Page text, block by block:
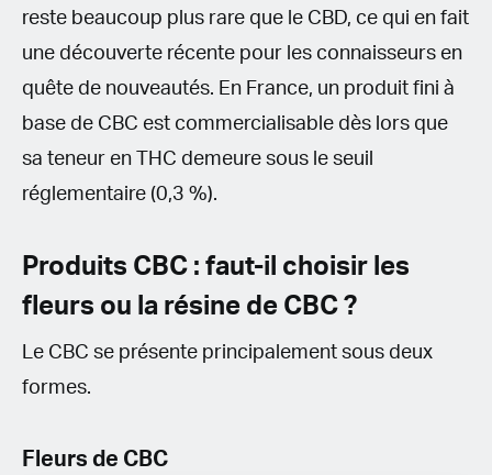
reste beaucoup plus rare que le CBD, ce qui en fait
une découverte récente pour les connaisseurs en
quête de nouveautés. En France, un produit fini à
base de CBC est commercialisable dès lors que
sa teneur en THC demeure sous le seuil
réglementaire (0,3 %).
Produits CBC : faut-il choisir les
fleurs ou la résine de CBC ?
Le CBC se présente principalement sous deux
formes.
Fleurs de CBC